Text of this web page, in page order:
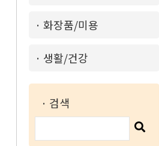
· 화장품/미용
· 생활/건강
· 검색